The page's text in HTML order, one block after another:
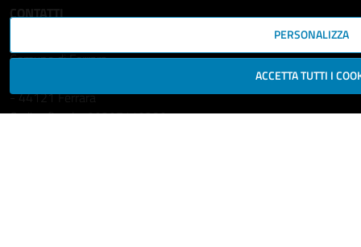
CONTATTI
Comune di Ferrara
- 44121 Ferrara
Codice fiscale: 00297110389
PERSONALIZZA
ACCETTA TUTTI I